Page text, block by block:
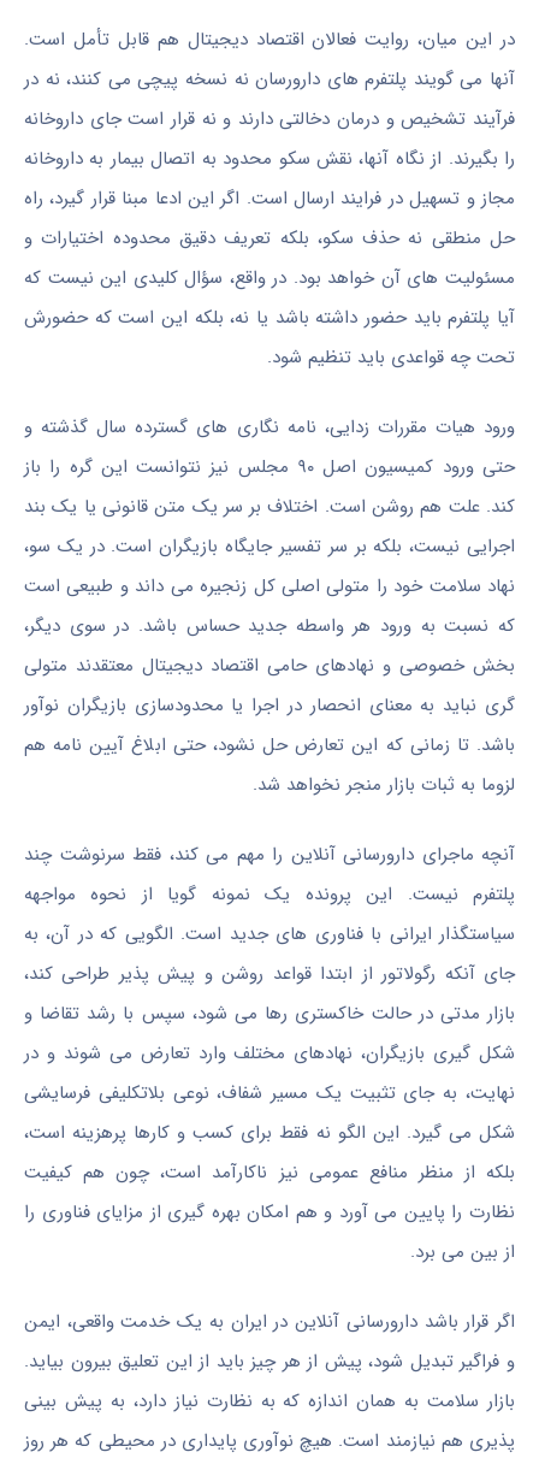
در این میان، روایت فعالان اقتصاد دیجیتال هم قابل تأمل است.
آنها می گویند پلتفرم های دارورسان نه نسخه پیچی می کنند، نه در
فرآیند تشخیص و درمان دخالتی دارند و نه قرار است جای داروخانه
را بگیرند. از نگاه آنها، نقش سکو محدود به اتصال بیمار به داروخانه
مجاز و تسهیل در فرایند ارسال است. اگر این ادعا مبنا قرار گیرد، راه
حل منطقی نه حذف سکو، بلکه تعریف دقیق محدوده اختیارات و
مسئولیت های آن خواهد بود. در واقع، سؤال کلیدی این نیست که
آیا پلتفرم باید حضور داشته باشد یا نه، بلکه این است که حضورش
تحت چه قواعدی باید تنظیم شود.
ورود هیات مقررات زدایی، نامه نگاری های گسترده سال گذشته و
حتی ورود کمیسیون اصل ۹۰ مجلس نیز نتوانست این گره را باز
کند. علت هم روشن است. اختلاف بر سر یک متن قانونی یا یک بند
اجرایی نیست، بلکه بر سر تفسیر جایگاه بازیگران است. در یک سو،
نهاد سلامت خود را متولی اصلی کل زنجیره می داند و طبیعی است
که نسبت به ورود هر واسطه جدید حساس باشد. در سوی دیگر،
بخش خصوصی و نهادهای حامی اقتصاد دیجیتال معتقدند متولی
گری نباید به معنای انحصار در اجرا یا محدودسازی بازیگران نوآور
باشد. تا زمانی که این تعارض حل نشود، حتی ابلاغ آیین نامه هم
لزوما به ثبات بازار منجر نخواهد شد.
آنچه ماجرای دارورسانی آنلاین را مهم می کند، فقط سرنوشت چند
پلتفرم نیست. این پرونده یک نمونه گویا از نحوه مواجهه
سیاستگذار ایرانی با فناوری های جدید است. الگویی که در آن، به
جای آنکه رگولاتور از ابتدا قواعد روشن و پیش پذیر طراحی کند،
بازار مدتی در حالت خاکستری رها می شود، سپس با رشد تقاضا و
شکل گیری بازیگران، نهادهای مختلف وارد تعارض می شوند و در
نهایت، به جای تثبیت یک مسیر شفاف، نوعی بلاتکلیفی فرسایشی
شکل می گیرد. این الگو نه فقط برای کسب و کارها پرهزینه است،
بلکه از منظر منافع عمومی نیز ناکارآمد است، چون هم کیفیت
نظارت را پایین می آورد و هم امکان بهره گیری از مزایای فناوری را
از بین می برد.
اگر قرار باشد دارورسانی آنلاین در ایران به یک خدمت واقعی، ایمن
و فراگیر تبدیل شود، پیش از هر چیز باید از این تعلیق بیرون بیاید.
بازار سلامت به همان اندازه که به نظارت نیاز دارد، به پیش بینی
پذیری هم نیازمند است. هیچ نوآوری پایداری در محیطی که هر روز